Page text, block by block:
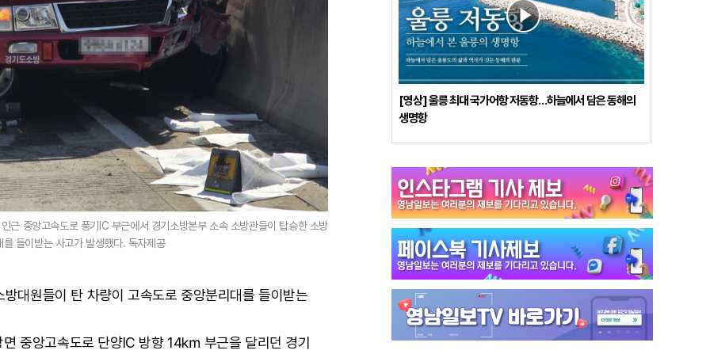
중앙고속도로 풍기IC 부근에서 경기소방본부 소속 소방관들이 탑승한 소방
를 들이받는 사고가 발생했다. 독자제공
대원들이 탄 차량이 고속도로 중앙분리대를들이받는
중앙고속도로 단양IC 방향 14㎞ 부근을 달리던 경기
[영상] 울릉 최대 국가어항 저동항…하늘에서 담은 동해의
생명항